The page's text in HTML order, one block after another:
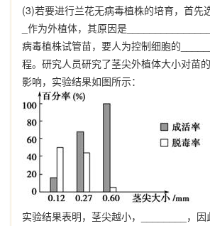
(3)若要进行兰花无病毒植株的培育，首先
作为外植体，其原因是
病毒植株试管苗，要人为控制细胞的
程。研究人员研究了茎尖外植体大小对苗
影响，实验结果如图所示：
实验结果表明，茎尖越小，
，